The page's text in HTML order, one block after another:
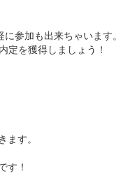
に参加も出来ちゃいます。
定を獲得しましょう！
ます。
す！